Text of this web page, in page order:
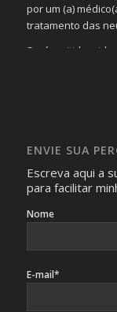
por um (a)
tratamento das
Será omitida a
identificação da
ENVIE SUA
Escreva aqui a
para facilitar
Nome
E-mail*